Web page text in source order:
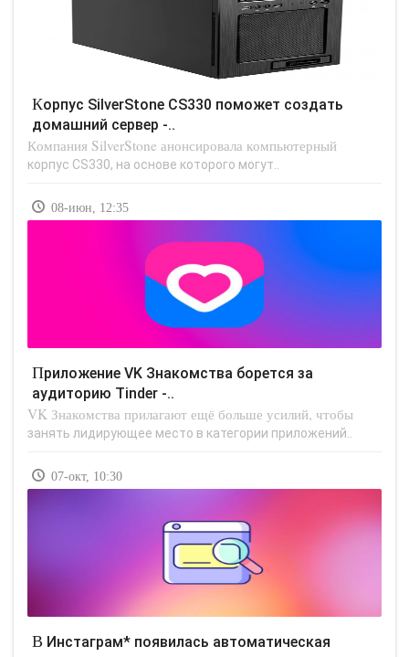
Корпус SilverStone CS330 поможет создать
домашний сервер -..
Компания SilverStone анонсировала компьютерный
корпус CS330, на основе которого могут..
08-июн, 12:35
Приложение VK Знакомства борется за
аудиторию Tinder -..
VK Знакомства прилагают ещё больше усилий, чтобы
занять лидирующее место в категории приложений..
07-окт, 10:30
В Инстаграм* появилась автоматическая